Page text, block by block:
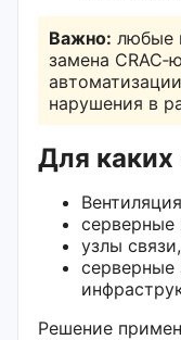
Важно: любые
замена
нарушения в
Для
узлы
серверные
Решение